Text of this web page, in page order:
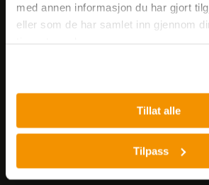
med annen informasjon du har gjort
eller som de har samlet inn gjennom
Tillat alle
Tilpass
Nils Hansens vei 8